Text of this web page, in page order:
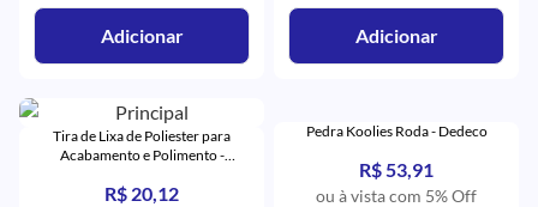
Adicionar Adicionar
Tira de Lixa de Poliester para
Acabamento e Polimento -
R$ 20,12
Pedra Koolies Roda - Dedeco
R$ 53,91
ou à vista com 5% Off